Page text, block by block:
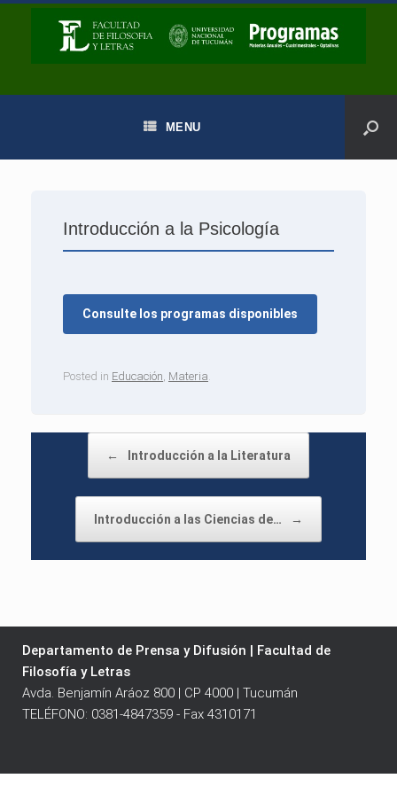
MENU
Introducción a la Psicología
Consulte los programas disponibles
Posted in Educación Materia
← Introducción a la Literatura
Introducción a las Ciencias de… →
Departamento de Prensa y Difusión | Facultad de
Filosofía y Letras
Avda. Benjamín Aráoz 800 | CP 4000 | Tucumán
TELÉFONO: 0381-4847359 - Fax 4310171